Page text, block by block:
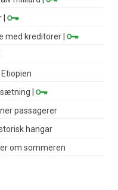
|
med kreditorer |
|
passagerer
hangar
om sommeren